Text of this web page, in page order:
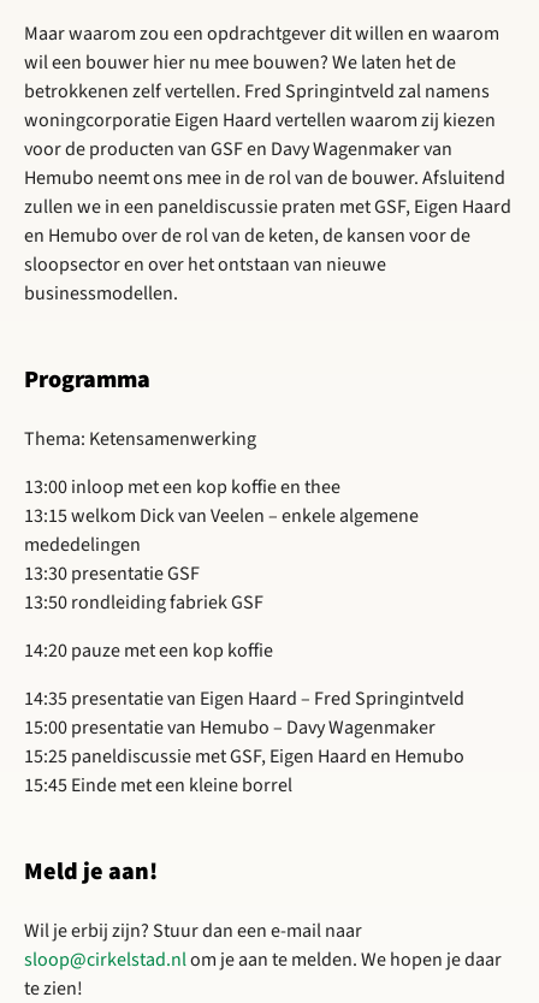
Maar waarom zou een opdrachtgever dit willen en waarom
wil een bouwer hier nu mee bouwen? We laten het de
betrokkenen zelf vertellen. Fred Springintveld zal namens
woningcorporatie Eigen Haard vertellen waarom zij kiezen
voor de producten van GSF en Davy Wagenmaker van
Hemubo neemt ons mee in de rol van de bouwer. Afsluitend
zullen we in een paneldiscussie praten met GSF, Eigen Haard
en Hemubo over de rol van de keten, de kansen voor de
sloopsector en over het ontstaan van nieuwe
businessmodellen.
Programma
Thema: Ketensamenwerking
13:00 inloop met een kop koffie en thee
13:15 welkom Dick van Veelen – enkele algemene
mededelingen
13:30 presentatie GSF
13:50 rondleiding fabriek GSF
14:20 pauze met een kop koffie
14:35 presentatie van Eigen Haard – Fred Springintveld
15:00 presentatie van Hemubo – Davy Wagenmaker
15:25 paneldiscussie met GSF, Eigen Haard en Hemubo
15:45 Einde met een kleine borrel
Meld je aan!
Wil je erbij zijn? Stuur dan een e-mail naar
sloop@cirkelstad.nlom je aan te melden. We hopen je daar
te zien!